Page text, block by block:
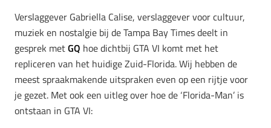
Verslaggever Gabriella Calise, verslaggever voor cultuur,
muziek en nostalgie bij de Tampa Bay Times deelt in
gesprek metGQ hoe dichtbij GTA VI komt met het
repliceren van het huidige Zuid-Florida. Wij hebben de
meest spraakmakende uitspraken even op een rijtje voor
je gezet. Met ook een uitleg over hoe de ‘Florida-Man’ is
ontstaan in GTA VI: